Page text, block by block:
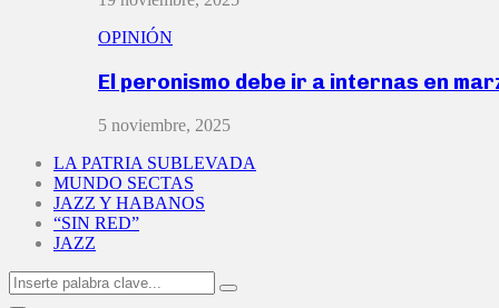
OPINIÓN
El peronismo debe ir a internas en
5 noviembre, 2025
LA PATRIA SUBLEVADA
MUNDO SECTAS
JAZZ Y HABANOS
“SIN RED”
JAZZ
Search
for:
Search